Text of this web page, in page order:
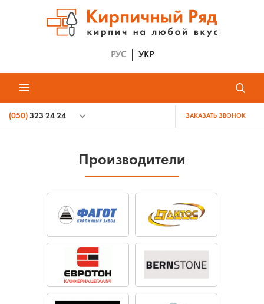
РУС УКР
(050) 323 24 24 ЗАКАЗАТЬ ЗВОНОК
Производители